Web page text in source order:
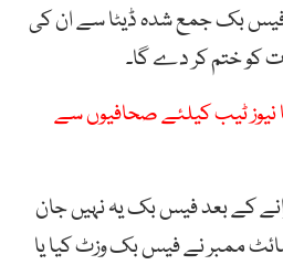
فیس بک جمع شدہ ڈیٹا سے ان کی
کو ختم کر دے گا۔
ٹیب کیلئے صحافیوں سے
کے بعد فیس بک یہ نہیں جان
ممبر نے فیس بک وزٹ کیا یا